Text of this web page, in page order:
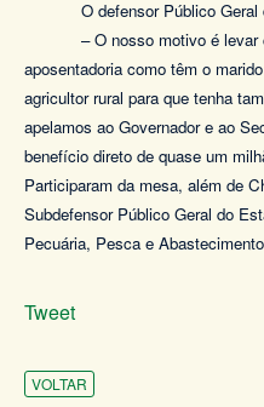
O defensor Público
– O nosso motivo é
aposentadoria como têm o
agricultor rural para que tenha
apelamos ao Governador e ao
benefício direto de quase um
Participaram da mesa, além de
Subdefensor Público Geral do
Pecuária, Pesca e
Tweet
VOLTAR